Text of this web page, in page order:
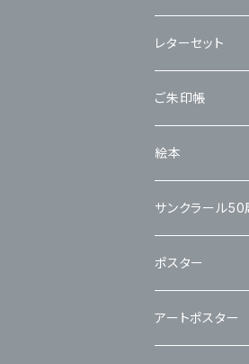
レターセット
ご朱印帳
絵本
サンクラール
ポスター
アートポスター